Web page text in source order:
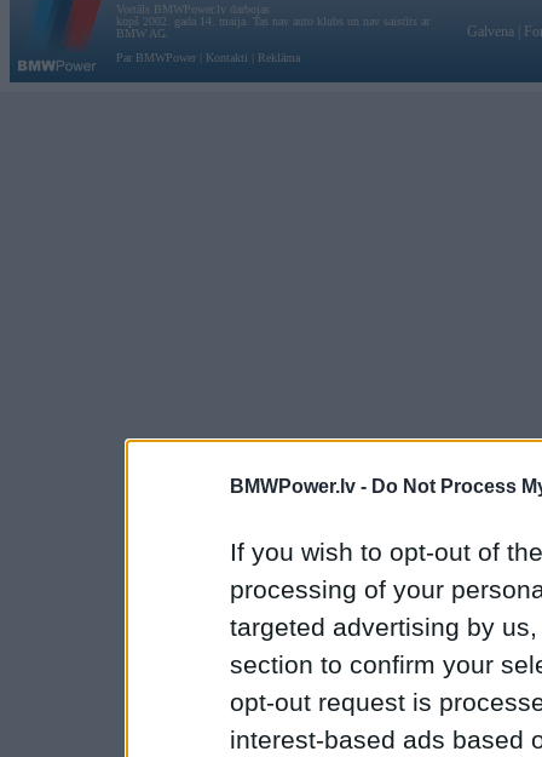
BMWPower.lv - Do Not Process
If you wish to opt-out of
processing of your
targeted advertising by
section to confirm your
opt-out request is
interest-based ads based
Vortāls BMWPower.lv darbojas
kopš 2002. gada 14. maija. Tas nav auto klubs un nav saistīts ar
BMW AG.
Par BMWPower
Kontakti Reklāma
Galvena